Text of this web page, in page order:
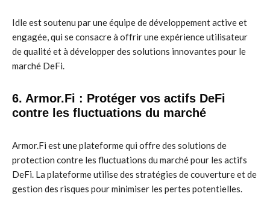
Idle est soutenu par une équipe de développement active et
engagée, qui se consacre à offrir une expérience utilisateur
de qualité et à développer des solutions innovantes pour le
marché DeFi.
6. Armor.Fi : Protéger vos actifs DeFi
contre les fluctuations du marché
Armor.Fi est une plateforme qui offre des solutions de
protection contre les fluctuations du marché pour les actifs
DeFi. La plateforme utilise des stratégies de couverture et de
gestion des risques pour minimiser les pertes potentielles.